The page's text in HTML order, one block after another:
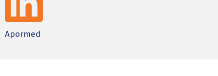
Apormed